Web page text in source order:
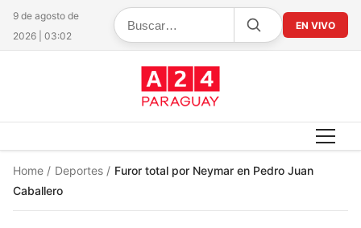
9 de agosto de
2026 | 03:02
EN VIVO
Home / Deportes / Furor total por Neymar en Pedro Juan
Caballero